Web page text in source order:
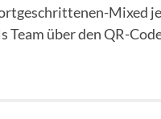
Mixed
Team über den QR-